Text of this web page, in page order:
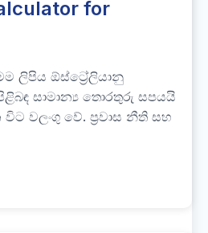
for
ලිපිය ඕස්ට්‍රේලියානු
සාමාන්‍ය තොරතුරු සපයයි
වලංගු වේ. ප්‍රවාස නීති සහ